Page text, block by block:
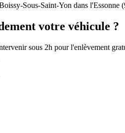
Sous-Saint-Yon dans l'Essonne (
votre véhicule ?
sous 2h pour l'enlèvement